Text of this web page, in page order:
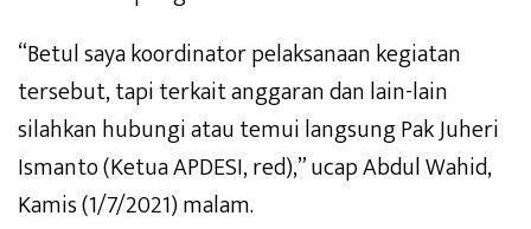
“Betul saya koordinator pelaksanaan kegiatan
tersebut, tapi terkait anggaran dan lain-lain
silahkan hubungi atau temui langsung Pak Juheri
Ismanto (Ketua APDESI, red),” ucap Abdul Wahid,
Kamis (1/7/2021) malam.